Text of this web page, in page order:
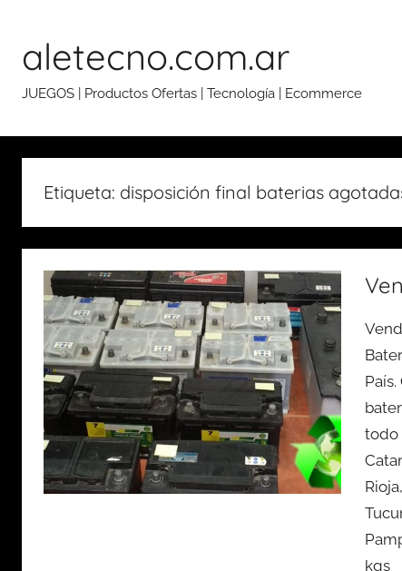
content
aletecno.com.ar
JUEGOS | Productos Ofertas | Tecnología | Ecommerce
Etiqueta: disposición final baterias
todo
kgs